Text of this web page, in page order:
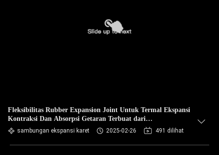
Fleksibilitas Rubber Expansion Joint Untuk Termal Ekspansi
Kontraksi Dan Absorpsi Getaran Terbuat dari
Fleksibel,Bahan tahan lama seperti EPDM NBR Neoprene
atau Viton Integral atau Flanges longgar untuk Secure
Connection
sambungan ekspansi karet 2025-02-26 491 dilihat